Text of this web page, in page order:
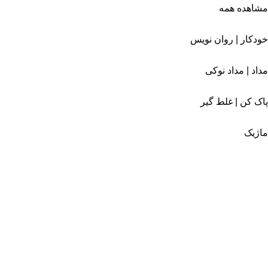
مشاهده همه
خودکار | روان نویس
مداد | مداد نوکی
پاک کن | غلط گیر
ماژیک